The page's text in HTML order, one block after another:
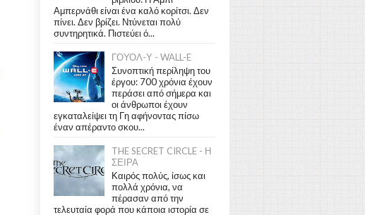
Αμπερνάθι είναι ένα καλό κορίτσι. Δεν
πίνει. Δεν βρίζει. Ντύνεται πολύ
συντηρητικά. Πιστεύει ό...
ΓΟΥΟΛ-Υ - WALL-E
Συνοπτική περίληψη του
έργου: 700 χρόνια έχουν
περάσει από σήμερα και
οι άνθρωποι έχουν
εγκαταλείψει τη Γη αφήνοντας πίσω
έναν απέραντο σκου...
THE SECRET CIRCLE - Η
ΣΕΙΡΑ
Καιρός πολύς, ίσως και
πολλά χρόνια, να
πέρασαν από την
τελευταία φορά που κάποια ιστορία σε